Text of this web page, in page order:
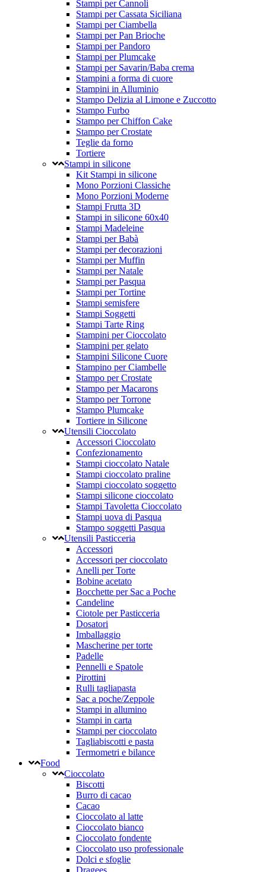
Stampi per Cannoli
Stampi per Cassata Siciliana
Stampi per Ciambella
Stampi per Pan Brioche
Stampi per Pandoro
Stampi per Plumcake
Stampi per Savarin/Baba crema
Stampini a forma di cuore
Stampini in Alluminio
Stampo Delizia al Limone e Zuccotto
Stampo Furbo
Stampo per Chiffon Cake
Stampo per Crostate
Teglie da forno
Tortiere
Stampi in silicone
Kit Stampi in silicone
Mono Porzioni Classiche
Mono Porzioni Moderne
Stampi Frutta 3D
Stampi in silicone 60x40
Stampi Madeleine
Stampi per Babà
Stampi per decorazioni
Stampi per Muffin
Stampi per Natale
Stampi per Pasqua
Stampi per Tortine
Stampi semisfere
Stampi Soggetti
Stampi Tarte Ring
Stampini per Cioccolato
Stampini per gelato
Stampini Silicone Cuore
Stampino per Ciambelle
Stampo per Crostate
Stampo per Macarons
Stampo per Torrone
Stampo Plumcake
Tortiere in Silicone
Utensili Cioccolato
Accessori Cioccolato
Confezionamento
Stampi cioccolato Natale
Stampi cioccolato praline
Stampi cioccolato soggetto
Stampi silicone cioccolato
Stampi Tavoletta Cioccolato
Stampi uova di Pasqua
Stampo soggetti Pasqua
Utensili Pasticceria
Accessori
Accessori per cioccolato
Anelli per Torte
Bobine acetato
Bocchette per Sac a Poche
Candeline
Ciotole per Pasticceria
Dosatori
Imballaggio
Mascherine per torte
Padelle
Pennelli e Spatole
Pirottini
Rulli tagliapasta
Sac a poche/Zeppole
Stampi in allumino
Stampi in carta
Stampi per cioccolato
Tagliabiscotti e pasta
Termometri e bilance
Food
Cioccolato
Biscotti
Burro di cacao
Cacao
Cioccolato al latte
Cioccolato bianco
Cioccolato fondente
Cioccolato uso professionale
Dolci e sfoglie
Dragees